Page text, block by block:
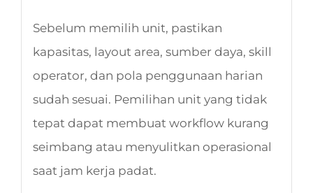
Sebelum memilih unit, pastikan
kapasitas, layout area, sumber daya, skill
operator, dan pola penggunaan harian
sudah sesuai. Pemilihan unit yang tidak
tepat dapat membuat workflow kurang
seimbang atau menyulitkan operasional
saat jam kerja padat.